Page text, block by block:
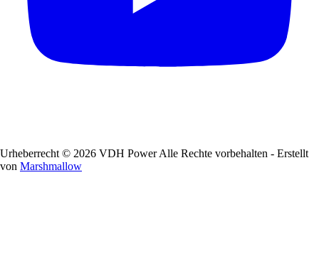
Urheberrecht © 2026 VDH Power Alle Rechte vorbehalten - Erstellt
von Marshmallow